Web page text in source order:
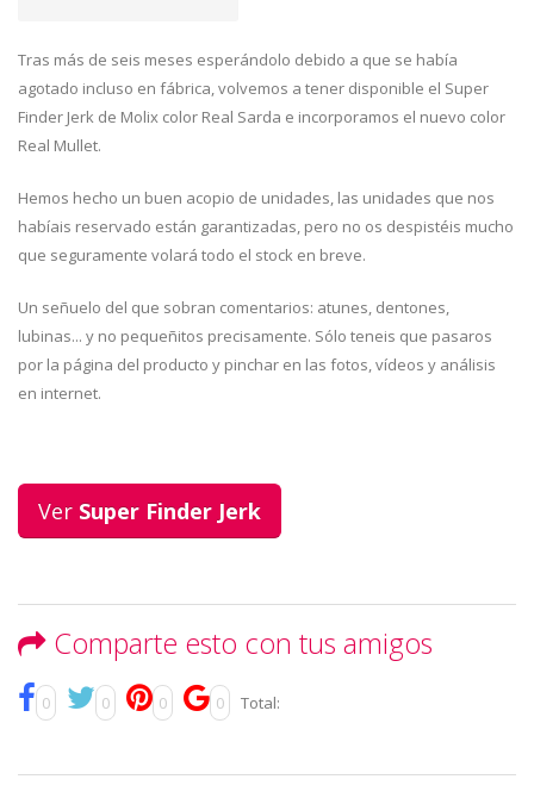
Tras más de seis meses esperándolo debido a que se había
agotado incluso en fábrica, volvemos a tener disponible el Super
Finder Jerk de Molix color Real Sarda e incorporamos el nuevo color
Real Mullet.
Hemos hecho un buen acopio de unidades, las unidades que nos
habíais reservado están garantizadas, pero no os despistéis mucho
que seguramente volará todo el stock en breve.
Un señuelo del que sobran comentarios: atunes, dentones,
lubinas... y no pequeñitos precisamente. Sólo teneis que pasaros
por la página del producto y pinchar en las fotos, vídeos y análisis
en internet.
Ver Super Finder Jerk
Comparte esto con tus amigos
0 0 0 0 Total: